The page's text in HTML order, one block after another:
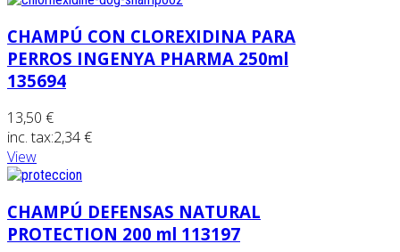
CHAMPÚ CON CLOREXIDINA PARA
PERROS INGENYA PHARMA 250ml
135694
13,50 €
inc. tax:2,34 €
View
CHAMPÚ DEFENSAS NATURAL
PROTECTION 200 ml 113197